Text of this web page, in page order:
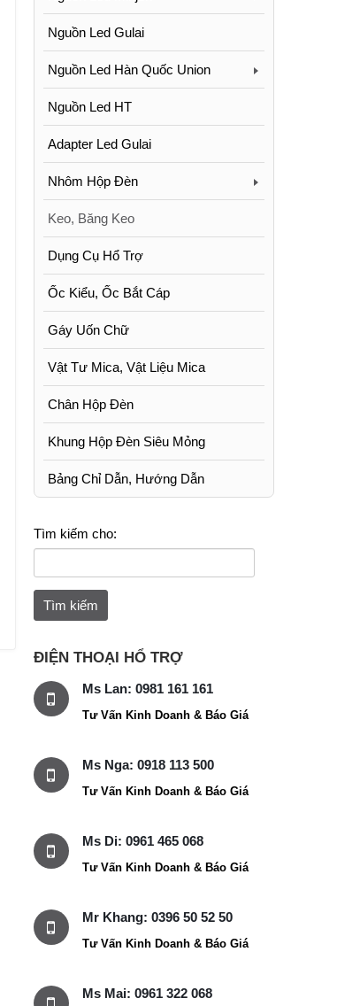
Nguồn Led Gulai
Nguồn Led Hàn Quốc Union
Nguồn Led HT
Adapter Led Gulai
Nhôm Hộp Đèn
Keo, Băng Keo
Dụng Cụ Hổ Trợ
Ốc Kiểu, Ốc Bắt Cáp
Gáy Uốn Chữ
Vật Tư Mica, Vật Liệu Mica
Chân Hộp Đèn
Khung Hộp Đèn Siêu Mỏng
Bảng Chỉ Dẫn, Hướng Dẫn
Tìm kiếm cho:
ĐIỆN THOẠI HỔ TRỢ
Ms Lan: 0981 161 161
Tư Vấn Kinh Doanh & Báo Giá
Ms Nga: 0918 113 500
Tư Vấn Kinh Doanh & Báo Giá
Ms Di: 0961 465 068
Tư Vấn Kinh Doanh & Báo Giá
Mr Khang: 0396 50 52 50
Tư Vấn Kinh Doanh & Báo Giá
Ms Mai: 0961 322 068